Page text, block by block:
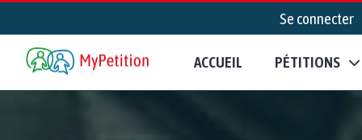
Se connecter
ACCUEIL PÉTITIONS